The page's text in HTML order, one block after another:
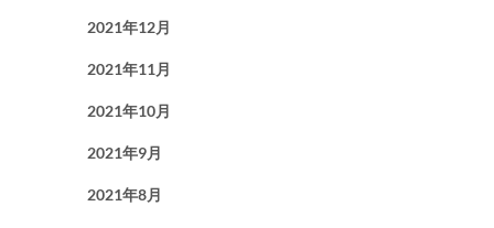
2021年12月
2021年11月
2021年10月
2021年9月
2021年8月